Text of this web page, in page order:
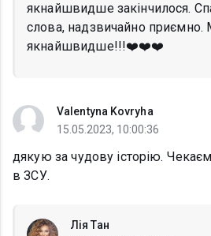
якнайшвидше закінчилося.
слова, надзвичайно приємно.
якнайшвидше!!!❤️❤️❤️
Valentyna Kovryha
15.05.2023, 10:00:36
дякую за чудову історію.
в ЗСУ.
Лія Тан